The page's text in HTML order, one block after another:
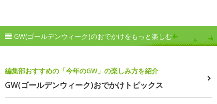
GW(ゴールデンウィーク)のおでかけをもっと楽しむ
編集部おすすめの「今年のGW」の楽しみ方を紹介
GW(ゴールデンウィーク)おでかけトピックス